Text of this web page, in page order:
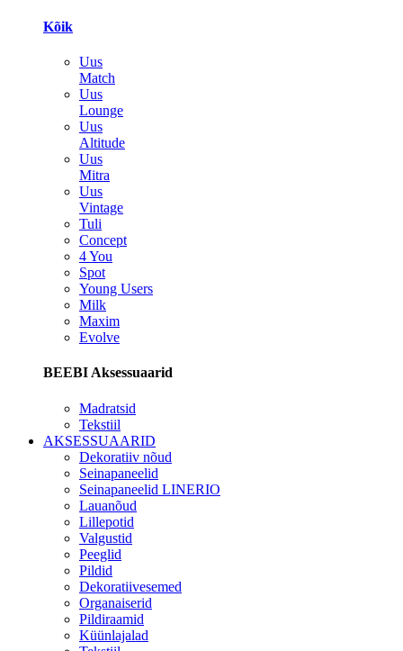
Kõik
Uus
Match
Uus
Lounge
Uus
Altitude
Uus
Mitra
Uus
Vintage
Tuli
Concept
4 You
Spot
Young Users
Milk
Maxim
Evolve
BEEBI Aksessuaarid
Madratsid
Tekstiil
AKSESSUAARID
Dekoratiiv nõud
Seinapaneelid
Seinapaneelid LINERIO
Lauanõud
Lillepotid
Valgustid
Peeglid
Pildid
Dekoratiivesemed
Organaiserid
Pildiraamid
Küünlajalad